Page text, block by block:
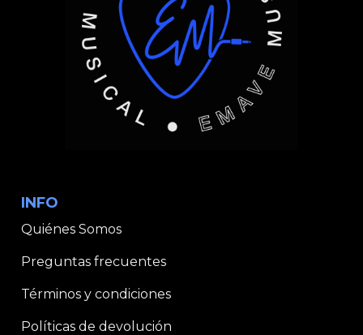
INFO
Quiénes Somos
Preguntas frecuentes
Términos y condiciones
Políticas de devolución